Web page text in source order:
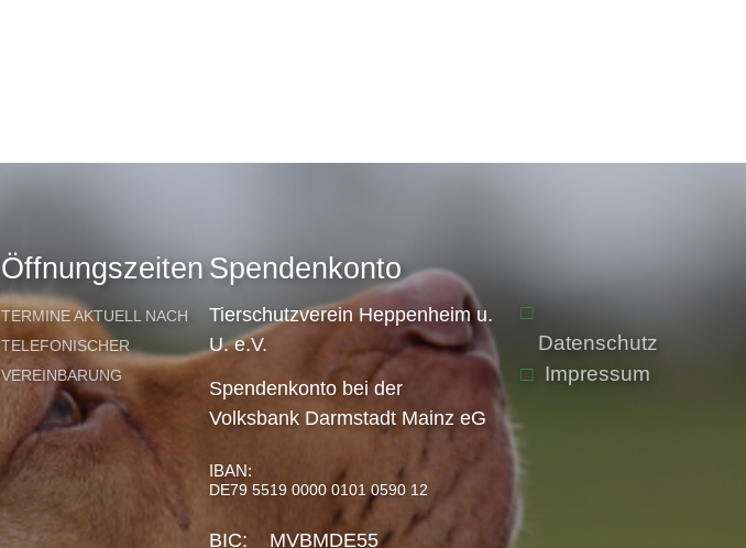
Öffnungszeiten
TERMINE AKTUELL NACH
TELEFONISCHER
VEREINBARUNG
Spendenkonto
Tierschutzverein Heppenheim u.
U. e.V.
Spendenkonto bei der
Volksbank Darmstadt Mainz eG
IBAN:
DE79 5519 0000 0101 0590 12
BIC: MVBMDE55
Datenschutz
Impressum